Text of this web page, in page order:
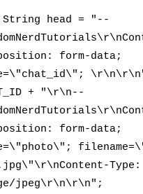
head = "--
form-data;
+ "\r\n--
form-data;
Type:
jpeg\r\n\r\n";